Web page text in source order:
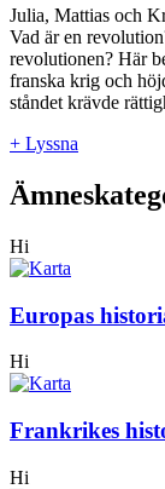
Julia, Mattias och
Vad är en
revolutionen? Här
franska krig och
ståndet krävde
+ Lyssna
Hi
Europas
Hi
Frankrikes
Hi